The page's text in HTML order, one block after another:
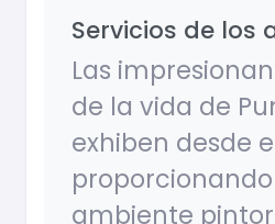
Servicios de los
Las
de la vida de
exhiben desde
ambiente